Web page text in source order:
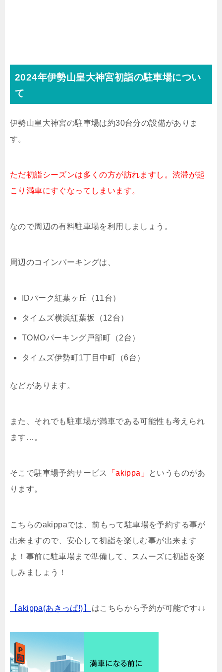
2024年伊勢山皇大神宮初詣の駐車場につい
て
伊勢山皇大神宮の駐車場は約30台分の設備がありま
す。
ただ初詣シーズンは多くの方が訪れますし。渋滞が起
こり満車にすぐなってしまいます。
なので周辺の有料駐車場を利用しましょう。
周辺のコインパーキングは、
IDパーク紅葉ヶ丘（11台）
タイムズ横浜紅葉坂（12台）
TOMOパーキング戸部町（2台）
タイムズ伊勢町1丁目中町（6台）
などがあります。
また、それでも駐車場が満車である可能性も考えられ
ます…。
そこで駐車場予約サービス 「akippa」
というものがあ
ります。
こちらのakippaでは、前もって駐車場を予約する事が
出来ますので、安心して初詣を楽しむ事が出来ます
よ！事前に駐車場まで準備して、スムーズに初詣を楽
しみましょう！
【akippa(あきっぱ!)】 はこちらから予約が可能です↓↓